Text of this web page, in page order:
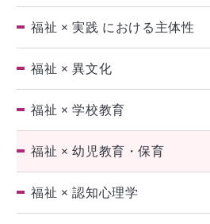
福祉 × 実践 における主体性
福祉 × 異文化
福祉 × 学校教育
福祉 × 幼児教育・保育
福祉 × 認知心理学